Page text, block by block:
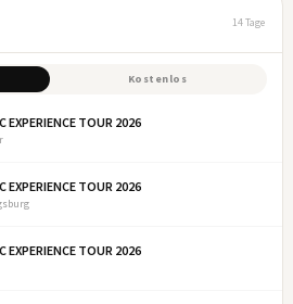
14 Tage
Kostenlos
EXPERIENCE TOUR 2026
EXPERIENCE TOUR 2026
EXPERIENCE TOUR 2026